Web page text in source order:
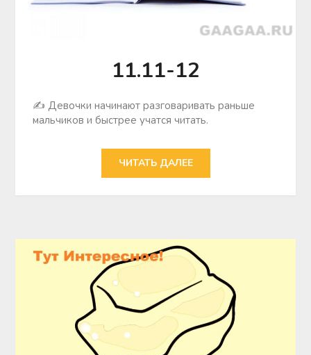
11.11-12
✍ Девочки начинают разговаривать раньше
мальчиков и быстрее учатся читать.
ЧИТАТЬ ДАЛЕЕ